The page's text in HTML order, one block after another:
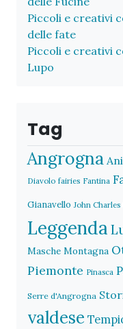
Piccoli e creativi
delle fate
Piccoli e creativi
Lupo
Tag
Angrogna
Diavolo fairies Fantina
Gianavello John
Leggenda
Masche Montagna
Piemonte Pinasca
Serre d'Angrogna
valdese